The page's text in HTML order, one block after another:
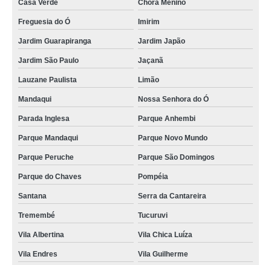
Casa Verde Chora Menino
Freguesia do Ó Imirim
Jardim Guarapiranga Jardim Japão
Jardim São Paulo Jaçanã
Lauzane Paulista Limão
Mandaqui Nossa Senhora do Ó
Parada Inglesa Parque Anhembi
Parque Mandaqui Parque Novo Mundo
Parque Peruche Parque São Domingos
Parque do Chaves Pompéia
Santana Serra da Cantareira
Tremembé Tucuruvi
Vila Albertina Vila Chica Luíza
Vila Endres Vila Guilherme